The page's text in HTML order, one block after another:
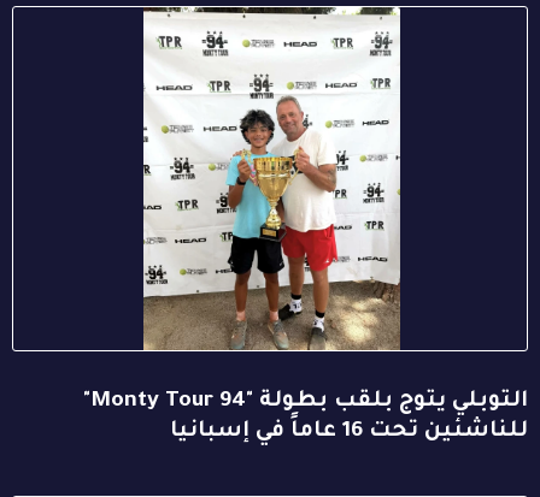
التوبلي يتوج بلقب بطولة "94 Monty Tour"
للناشئين تحت 16 عاماً في إسبانيا